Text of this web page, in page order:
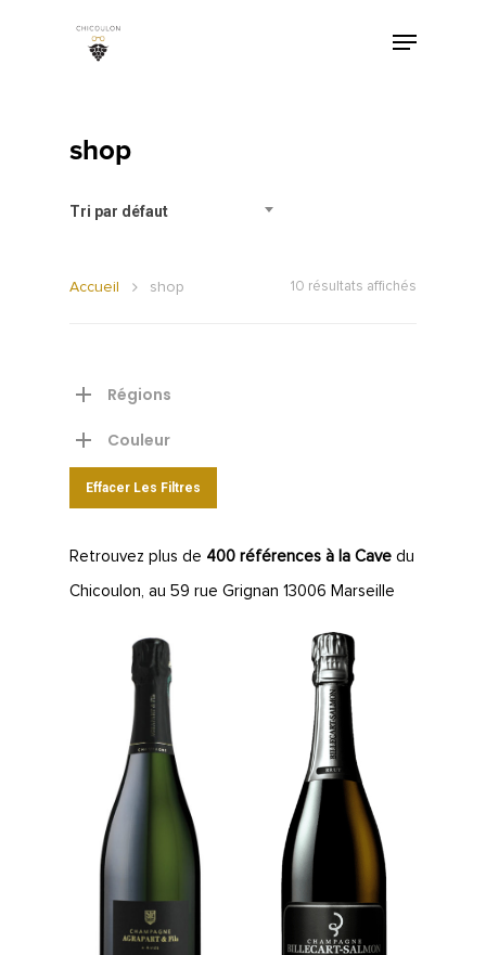
shop
Tri par défaut
10 résultats affichés
Accueil shop
Régions
Couleur
Effacer Les Filtres
Retrouvez plus de 400 références à la Cave du
Chicoulon, au 59 rue Grignan 13006 Marseille